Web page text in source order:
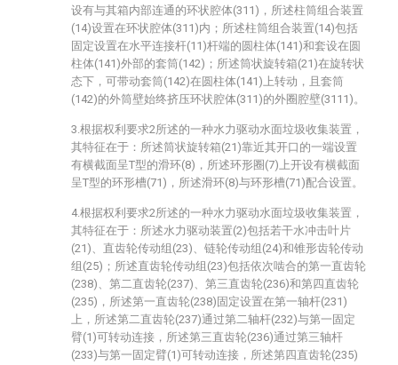
设有与其箱内部连通的环状腔体(311)，所述柱筒组合装置
(14)设置在环状腔体(311)内；所述柱筒组合装置(14)包括
固定设置在水平连接杆(11)杆端的圆柱体(141)和套设在圆
柱体(141)外部的套筒(142)；所述筒状旋转箱(21)在旋转状
态下，可带动套筒(142)在圆柱体(141)上转动，且套筒
(142)的外筒壁始终挤压环状腔体(311)的外圈腔壁(3111)。
3.根据权利要求2所述的一种水力驱动水面垃圾收集装置，
其特征在于：所述筒状旋转箱(21)靠近其开口的一端设置
有横截面呈T型的滑环(8)，所述环形圈(7)上开设有横截面
呈T型的环形槽(71)，所述滑环(8)与环形槽(71)配合设置。
4.根据权利要求2所述的一种水力驱动水面垃圾收集装置，
其特征在于：所述水力驱动装置(2)包括若干水冲击叶片
(21)、直齿轮传动组(23)、链轮传动组(24)和锥形齿轮传动
组(25)；所述直齿轮传动组(23)包括依次啮合的第一直齿轮
(238)、第二直齿轮(237)、第三直齿轮(236)和第四直齿轮
(235)，所述第一直齿轮(238)固定设置在第一轴杆(231)
上，所述第二直齿轮(237)通过第二轴杆(232)与第一固定
臂(1)可转动连接，所述第三直齿轮(236)通过第三轴杆
(233)与第一固定臂(1)可转动连接，所述第四直齿轮(235)